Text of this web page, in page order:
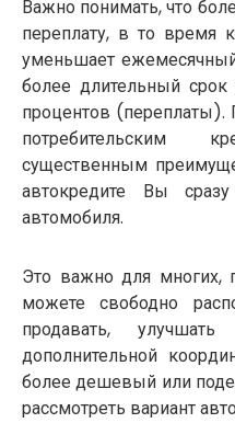
Важно понимать, что
переплату, в то время
уменьшает
более длительный
процентов
потребительским
существенным
автокредите Вы
автомобиля.
Это важно для многих,
можете свободно
продавать,
дополнительной
более дешевый или
рассмотреть вариант